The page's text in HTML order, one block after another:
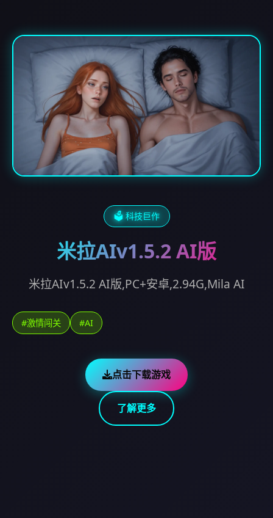
🗳️ 科技巨作
米拉AIv1.5.2 AI版
米拉AIv1.5.2 AI版,PC+安卓,2.94G,Mila AI
#激情闯关 #AI
点击下载游戏
了解更多